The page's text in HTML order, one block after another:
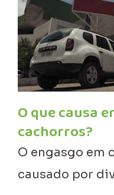
O que causa
cachorros?
O engasgo em
causado por